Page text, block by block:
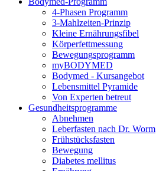
4-Phasen Programm
3-Mahlzeiten-Prinzip
Kleine Ernährungsfibel
Körperfettmessung
Bewegungsprogramm
myBODYMED
Bodymed - Kursangebot
Lebensmittel Pyramide
Von Experten betreut
Gesundheitsprogramme
Abnehmen
Leberfasten nach Dr. Worm
Frühstücksfasten
Bewegung
Diabetes mellitus